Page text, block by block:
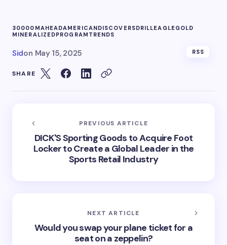
30000MAHEADAMERICANDISCOVERSDRILLEAGLEGOLD
MINERALIZEDPROGRAM TRENDS
Sidon May 15, 2025 RSS
SHARE
PREVIOUS ARTICLE
DICK'S Sporting Goods to Acquire Foot
Locker to Create a Global Leader in the
Sports Retail Industry
NEXT ARTICLE
Would you swap your plane ticket for a
seat on a zeppelin?